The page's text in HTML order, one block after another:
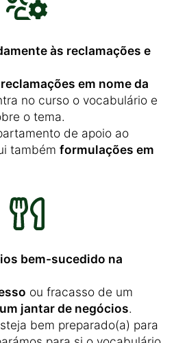
às reclamações e
em nome da
no curso o vocabulário e
o tema.
de apoio ao
também formulações em
bem-sucedido na
ou fracasso de um
jantar de negócios.
bem preparado(a) para